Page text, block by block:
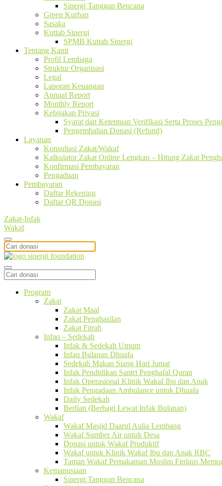
Sinergi Tanggap Bencana
Green Kurban
Sasaka
Kuttab Sinergi
SPMB Kuttab Sinergi
Tentang Kami
Profil Lembaga
Struktur Organisasi
Legal
Laporan Keuangan
Annual Report
Monthly Report
Kebijakan Privasi
Syarat dan Ketentuan Verifikasi Serta Proses
Pengembalian Donasi (Refund)
Layanan
Konsultasi Zakat/Wakaf
Kalkulator Zakat Online Lengkap – Hitung Zakat
Konfirmasi Pembayaran
Pengaduan
Pembayaran
Daftar Rekening
Daftar QR Donasi
Zakat-Infak
Wakaf
Program
Zakat
Zakat Maal
Zakat Penghasilan
Zakat Fitrah
Infaq – Sedekah
Infak & Sedekah Umum
Infaq Bulanan Dhuafa
Sedekah Makan Siang Hari Jumat
Infak Pendidikan Santri Penghafal Quran
Infak Operasional Klinik Wakaf Ibu dan Anak
Infak Pengadaan Ambulance untuk Dhuafa
Daily Sedekah
Berlian (Berbagi Lewat Infak Bulanan)
Wakaf
Wakaf Masjid Daarul Aulia Lembang
Wakaf Sumber Air untuk Desa
Donasi untuk Wakaf Produktif
Wakaf untuk Klinik Wakaf Ibu dan Anak RBC
Taman Wakaf Pemakaman Muslim Firdaus
Kemanusiaan
Sinergi Tanggap Bencana